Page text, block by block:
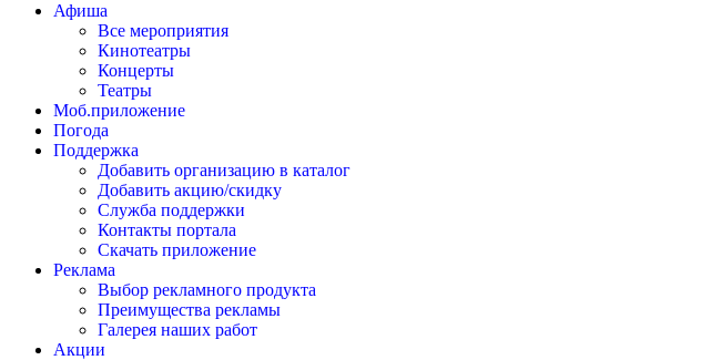
Афиша
Все мероприятия
Кинотеатры
Концерты
Театры
Моб.приложение
Погода
Поддержка
Добавить организацию в каталог
Добавить акцию/скидку
Служба поддержки
Контакты портала
Скачать приложение
Реклама
Выбор рекламного продукта
Преимущества рекламы
Галерея наших работ
Акции